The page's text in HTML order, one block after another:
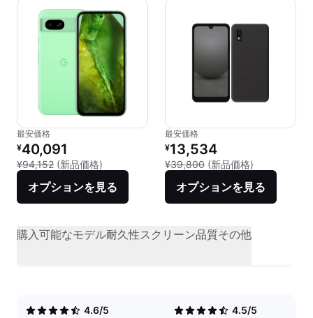
最安価格
リファービッシュ品の価格：
¥40,091
¥94,152 (新品価格) 新品との比較：¥94,152
オプションを見る
最安価格
リファービッシュ品の価格：
¥13,534
¥39,800 (新品価格)
オプションを見る
購入可能なモデル耐久性スクリーン品質その他
4.6/5
4.5/5